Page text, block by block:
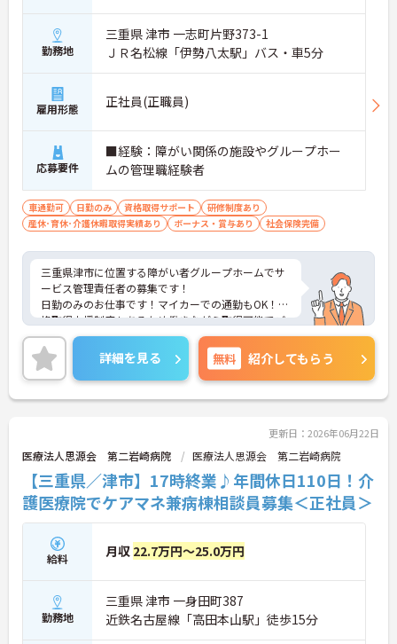
勤務地
三重県 津市 一志町片野373-1
ＪＲ名松線「伊勢八太駅」バス・車5分
雇用形態 正社員(正職員)
応募要件
■経験：障がい関係の施設やグループホー
ムの管理職経験者
車通勤可 日勤のみ 資格取得サポート
研修制度あり
産休･育休･介護休暇取得実績あり
ボーナス・賞与あり 社会保険完備
三重県津市に位置する障がい者グループホームでサ
ービス管理責任者の募集です！
日勤のみのお仕事です！マイカーでの通勤もOK！資
格取得支援制度もあるため働きながら取得可能でご
自身のスキルアップもできます！フォロー体制もあ
り、経験に関わらず安心してスタートできます。
こちらの求人にご興味がございましたら面接のポイ
ントもお伝えしますので是非ご応募お待ちしており
ます。
詳細を見る 無料 紹介してもらう
更新日：2026年06月22日
医療法人思源会 第二岩崎病院 医療法人思源会 第二岩崎病院
【三重県／津市】17時終業♪年間休日110日！介
護医療院でケアマネ兼病棟相談員募集＜正社員＞
給料 月収 22.7万円～25.0万円
勤務地
三重県 津市 一身田町387
近鉄名古屋線「高田本山駅」徒歩15分